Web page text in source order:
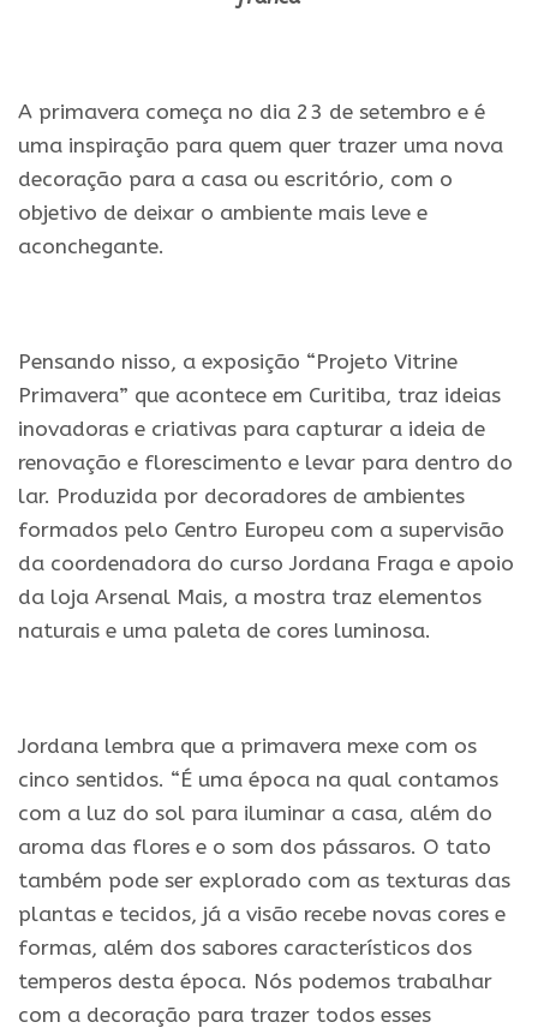
A primavera começa no dia 23 de setembro e é
uma inspiração para quem quer trazer uma nova
decoração para a casa ou escritório, com o
objetivo de deixar o ambiente mais leve e
aconchegante.
Pensando nisso, a exposição “Projeto Vitrine
Primavera” que acontece em Curitiba, traz ideias
inovadoras e criativas para capturar a ideia de
renovação e florescimento e levar para dentro do
lar. Produzida por decoradores de ambientes
formados pelo Centro Europeu com a supervisão
da coordenadora do curso Jordana Fraga e apoio
da loja Arsenal Mais, a mostra traz elementos
naturais e uma paleta de cores luminosa.
Jordana lembra que a primavera mexe com os
cinco sentidos. “É uma época na qual contamos
com a luz do sol para iluminar a casa, além do
aroma das flores e o som dos pássaros. O tato
também pode ser explorado com as texturas das
plantas e tecidos, já a visão recebe novas cores e
formas, além dos sabores característicos dos
temperos desta época. Nós podemos trabalhar
com a decoração para trazer todos esses